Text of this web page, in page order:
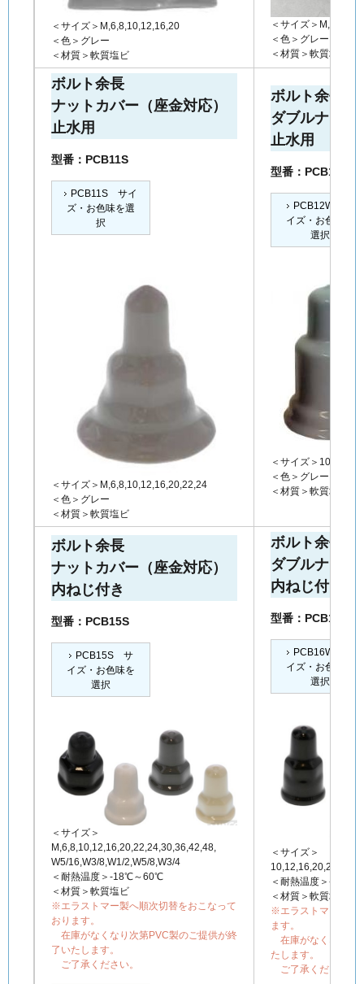
＜サイズ＞M,6,8,10,12,16,20
＜色＞グレー
＜材質＞軟質塩ビ
＜サイズ＞
＜色＞グレー、アイ
＜材質＞軟質塩ビ
ボルト余長
ナットカバー（座金対応）
止水用
型番：PCB11S
PCB11S サイ
ズ・お色味を選
択
＜サイズ＞M,6,8,10,12,16,20,22,24
＜色＞グレー
＜材質＞軟質塩ビ
ボルト余長
ダブルナット
止水用
型番：PCB12W
PCB12W サ
イズ・お色味を
選択
＜サイズ＞
＜色＞グレー
＜材質＞軟質塩ビ
ボルト余長
ナットカバー（座金対応）
内ねじ付き
型番：PCB15S
PCB15S サ
イズ・お色味を
選択
＜サイズ＞
M,6,8,10,12,16,20,22,24,30,36,42,48,
W5/16,W3/8,W1/2,W5/8,W3/4
＜耐熱温度＞-18℃～60℃
＜材質＞軟質塩ビ
※エラストマー製へ順次切替をおこなって
おります。
在庫がなくなり次第PVC製のご提供が終
了いたします。
ご了承ください。
ボルト余長
ダブルナット
内ねじ付き
型番：PCB16W
PCB16W サ
イズ・お色味を
選択
＜サイズ＞
＜耐熱温度＞-18℃
＜材質＞軟質塩ビ
※エラストマー製へ
ます。
在庫がなくなり次
たします。
ご了承ください。